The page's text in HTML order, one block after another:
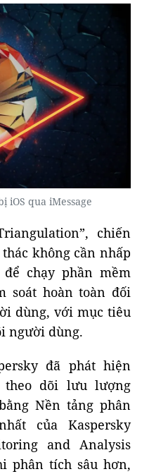
iOS qua iMessage
chiến
không cần nhấp
để chạy phần mềm
soát hoàn toàn đối
dùng, với mục tiêu
người dùng.
đã phát hiện
dõi lưu lượng
Nền tảng phân
của Kaspersky
and Analysis
phân tích sâu hơn,